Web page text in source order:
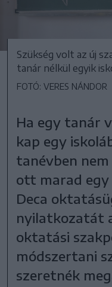
Szükség volt az új
tanár nélkül egyik
FOTÓ: VERES NÁNDOR
Ha egy tanár
kap egy
tanévben
ott marad egy
Deca
nyilatkozatát
oktatási
módszertani
szeretnék